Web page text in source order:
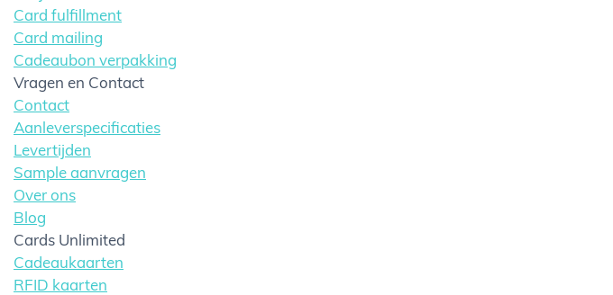
Card fulfillment
Card mailing
Cadeaubon verpakking
Vragen en Contact
Contact
Aanleverspecificaties
Levertijden
Sample aanvragen
Over ons
Blog
Cards Unlimited
Cadeaukaarten
RFID kaarten